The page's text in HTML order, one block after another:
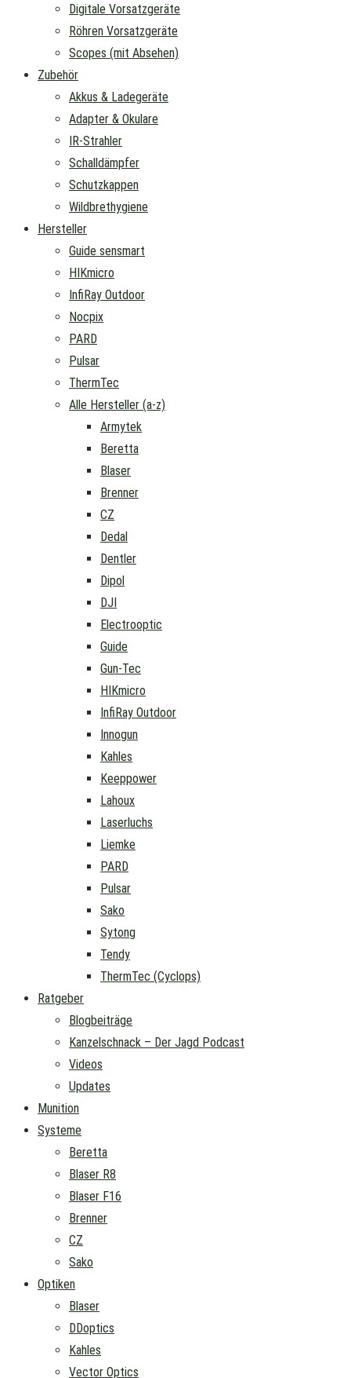
Digitale Vorsatzgeräte
Röhren Vorsatzgeräte
Scopes (mit Absehen)
Zubehör
Akkus & Ladegeräte
Adapter & Okulare
IR-Strahler
Schalldämpfer
Schutzkappen
Wildbrethygiene
Hersteller
Guide sensmart
HIKmicro
InfiRay Outdoor
Nocpix
PARD
Pulsar
ThermTec
Alle Hersteller (a-z)
Armytek
Beretta
Blaser
Brenner
CZ
Dedal
Dentler
Dipol
DJI
Electrooptic
Guide
Gun-Tec
HIKmicro
InfiRay Outdoor
Innogun
Kahles
Keeppower
Lahoux
Laserluchs
Liemke
PARD
Pulsar
Sako
Sytong
Tendy
ThermTec (Cyclops)
Ratgeber
Blogbeiträge
Kanzelschnack – Der Jagd Podcast
Videos
Updates
Munition
Systeme
Beretta
Blaser R8
Blaser F16
Brenner
CZ
Sako
Optiken
Blaser
DDoptics
Kahles
Vector Optics